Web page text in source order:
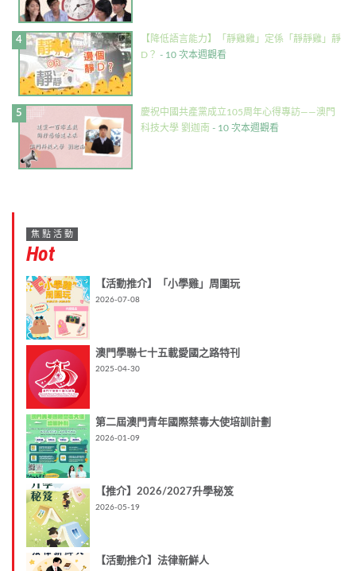
【降低語言能力】「靜雞雞」定係「靜靜雞」靜
D？ - 10 次本週觀看
慶祝中國共產黨成立105周年心得專訪——澳門
科技大學 劉迦南 - 10 次本週觀看
焦點活動
Hot
【活動推介】「小學雞」周圍玩
2026-07-08
澳門學聯七十五載愛國之路特刊
2025-04-30
第二屆澳門青年國際禁毒大使培訓計劃
2026-01-09
【推介】2026/2027升學秘笈
2026-05-19
【活動推介】法律新鮮人